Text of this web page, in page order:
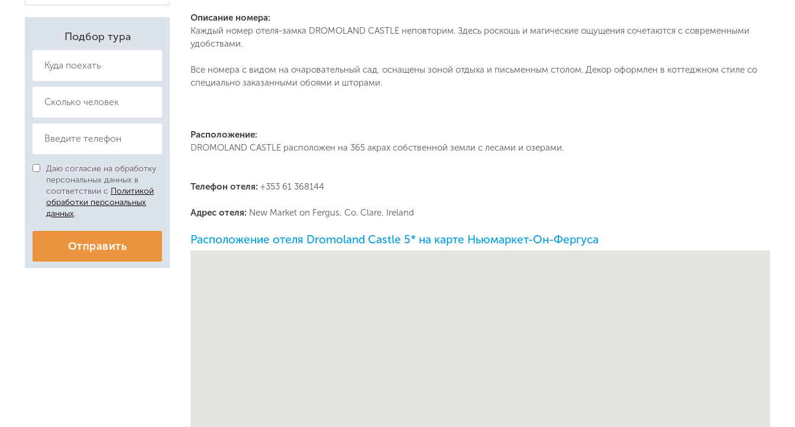
Подписаться
Подбор тура
Даю согласие на обработку
персональных данных в
соответствии с Политикой
обработки персональных
данных.
Отправить
Описание номера:
Каждый номер отеля-замка DROMOLAND CASTLE неповторим. Здесь роскошь и магические ощущения сочетаются с современными
удобствами.
Все номера с видом на очаровательный сад, оснащены зоной отдыха и письменным столом. Декор оформлен в коттеджном стиле со
специально заказанными обоями и шторами.
Расположение:
DROMOLAND CASTLE расположен на 365 акрах собственной земли с лесами и озерами.
Телефон отеля: +353 61 368144
Адрес отеля: New Market on Fergus, Co. Clare, Ireland
Расположение отеля Dromoland Castle 5* на карте Ньюмаркет-Он-Фергуса